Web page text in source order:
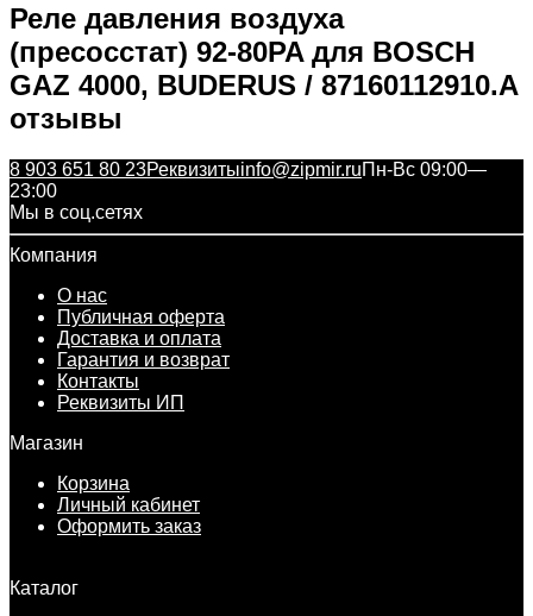
Реле давления воздуха
(пресосстат) 92-80PA для BOSCH
GAZ 4000, BUDERUS / 87160112910.А
отзывы
8 903 651 80 23Реквизитыinfo@zipmir.ruПн-Вс 09:00—
23:00
Мы в соц.сетях
Компания
О нас
Публичная оферта
Доставка и оплата
Гарантия и возврат
Контакты
Реквизиты ИП
Магазин
Корзина
Личный кабинет
Оформить заказ
Каталог